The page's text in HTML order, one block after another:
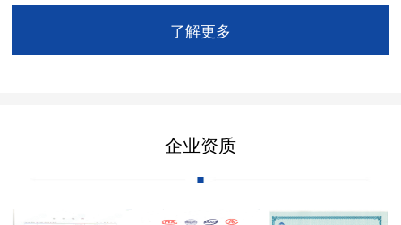
了解更多
企业资质